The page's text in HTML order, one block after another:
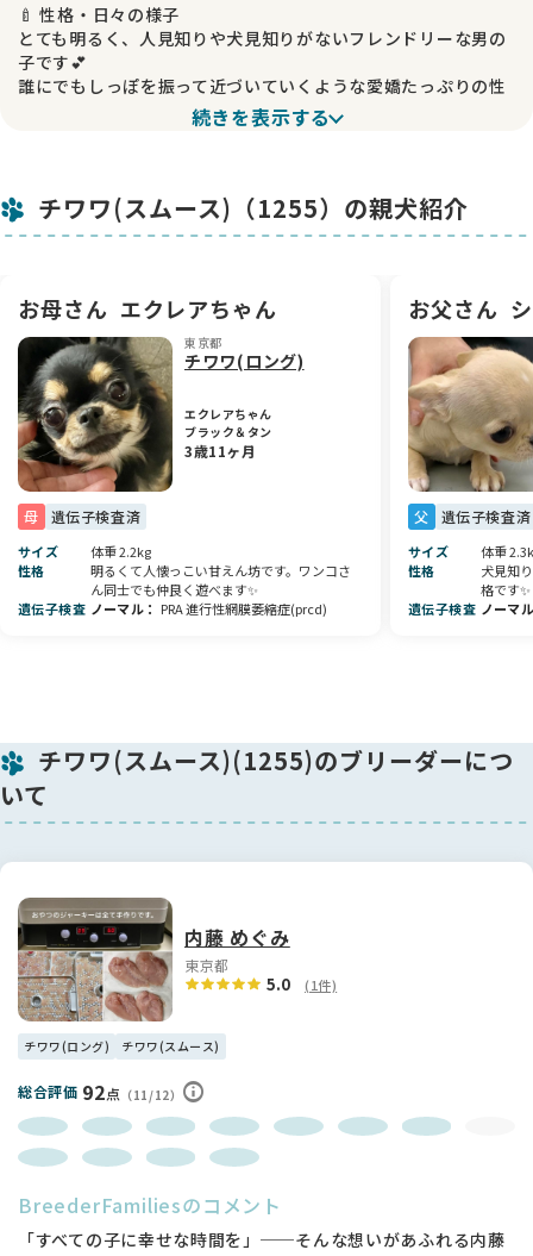
🍼 性格・日々の様子
とても明るく、人見知りや犬見知りがないフレンドリーな男の
子です💕
誰にでもしっぽを振って近づいていくような愛嬌たっぷりの性
格で、初めて会う方にもすぐに打ち解けてくれます😊
毎日元気いっぱいに過ごしており、一緒にいるだけで自然と笑
🎨 毛色の魅力
クリームのやわらかく優しい毛色で、ふんわりとした可愛らし
上の可愛さです💖
💖 性格・魅力ポイント
とにかく人懐っこく、甘えん坊で愛嬌満載な男の子です💕
どなたにも可愛がっていただける性格で、ご家庭の中心的な存
在になってくれると思います😊
実際に会っていただくと、より一層この子の魅力を感じていた
だけるはずです✨
🏡 ブリーダーよりひとこと
ぜひ一度ご見学にいらしてください☺️実物は写真以上に可愛い
子です💖
日々成長する生体のため、ご見学日時が最短の方を優先させて
いただいております。先にお問い合わせやご予約をいただいて
ご見学の際は必ずご家族様の同意をいただいた上でご予約をお
願いいたします。なお、ご見学をご希望の方には事前アンケー
トをお送りしております。
何卒ご理解とご了承のほど、よろしくお願いいたします🍀
続きを表示する
チワワ(スムース)（1255）の親犬紹介
お母さん エクレアちゃん
東京都
チワワ(ロング)
エクレアちゃん
ブラック＆タン
3歳11ヶ月
母 遺伝子検査済
サイズ
体重 2.2kg
性格
明るくて人懐っこい甘えん坊です。ワンコさ
ん同士でも仲良く遊べます✨
遺伝子検査 ノーマル PRA 進行性網膜萎縮症(prcd)
お父さん
父 遺伝子検査済
サイズ
体重
性格
犬見知
格です✨
遺伝子検査 ノーマ
チワワ(スムース)(1255)のブリーダーにつ
いて
内藤 めぐみ
東京都
5.0 (1件)
チワワ(ロング) チワワ(スムース)
総合評価 92点 （11/12）
BreederFamiliesのコメント
「すべての子に幸せな時間を」──そんな想いがあふれる内藤